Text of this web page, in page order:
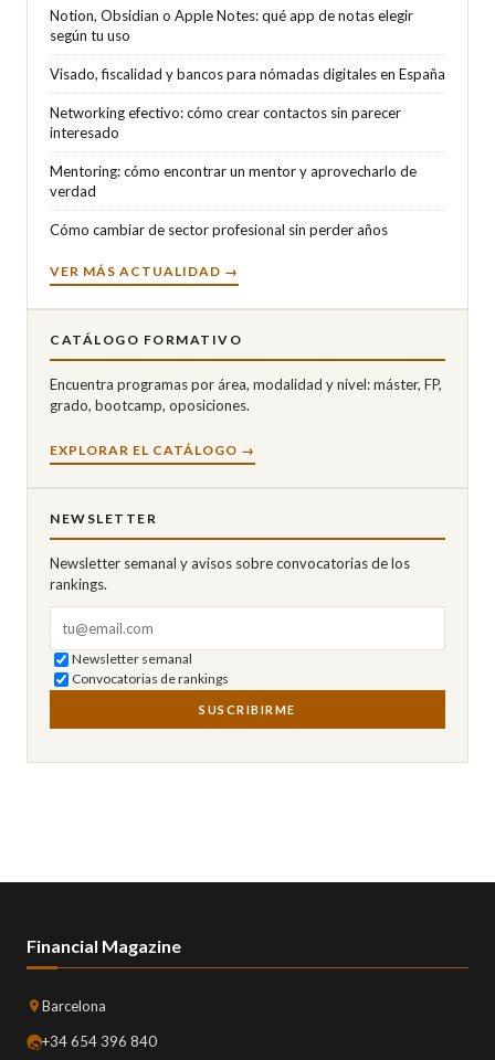
Notion, Obsidian o Apple Notes: qué app de notas elegir
según tu uso
Visado, fiscalidad y bancos para nómadas digitales en España
Networking efectivo: cómo crear contactos sin parecer
interesado
Mentoring: cómo encontrar un mentor y aprovecharlo de
verdad
Cómo cambiar de sector profesional sin perder años
VER MÁS ACTUALIDAD →
CATÁLOGO FORMATIVO
Encuentra programas por área, modalidad y nivel: máster, FP,
grado, bootcamp, oposiciones.
EXPLORAR EL CATÁLOGO →
NEWSLETTER
Newsletter semanal y avisos sobre convocatorias de los
rankings.
Newsletter semanal
Convocatorias de rankings
SUSCRIBIRME
Financial Magazine
Barcelona
+34 654 396 840